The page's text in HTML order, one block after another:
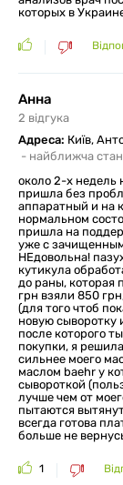
которых в
Анна
2 відгукa
Адреса: Київ,
- найближча
около 2-х недель
пришла без
аппаратный и на
нормальном
пришла на
уже с
НЕдовольна!
кутикула
до раны, которая
грн взяли 850
(для того чтоб
новую сыворотку
после которого
покупки, я
сильнее моего
маслом baehr у
сывороткой
лучше чем от
пытаются
всегда готова
больше не
1